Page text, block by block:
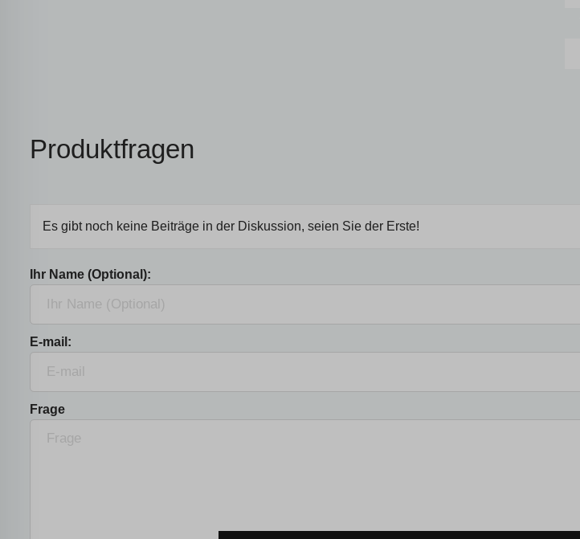
Produktfragen
Es gibt noch keine Beiträge in der Diskussion, seien Sie der Erste!
Ihr Name (Optional):
E-mail:
Frage